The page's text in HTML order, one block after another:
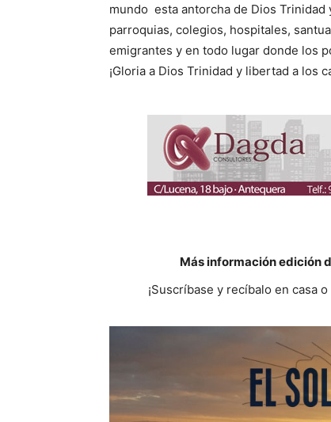
mundo esta antorcha de Dios
parroquias, colegios, hospitales,
emigrantes y en todo lugar donde los
¡Gloria a Dios Trinidad y libertad a los
Más información edición
¡Suscríbase y recíbalo en casa